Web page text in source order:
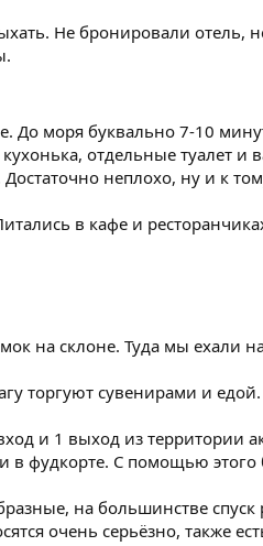
Не бронировали отель,
моря буквально 7-10
отдельные туалет и
неплохо, ну и к
в кафе и
на склоне. Туда мы ехали
торгуют сувенирами и едой.
и 1 выход из территории
фудкорте. С помощью этого
на большинстве спуск
очень серьёзно, также